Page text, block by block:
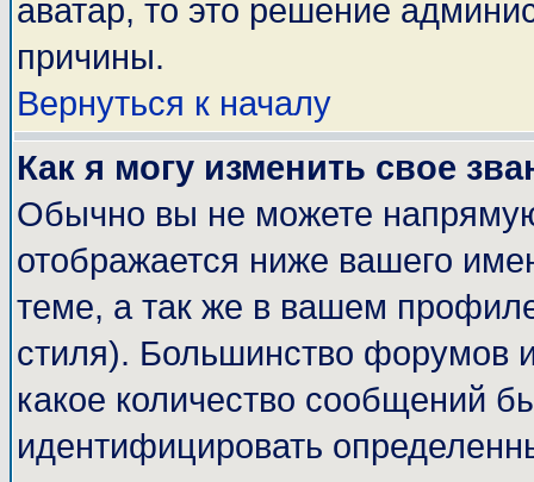
аватар, то это решение
причины.
Вернуться к началу
Как я могу изменить свое
Обычно вы не можете
отображается ниже вашего
теме, а так же в вашем
стиля). Большинство форумов
какое количество сообщений
идентифицировать